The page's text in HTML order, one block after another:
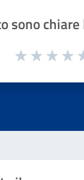
sono
1 a 5 stelle la pagina